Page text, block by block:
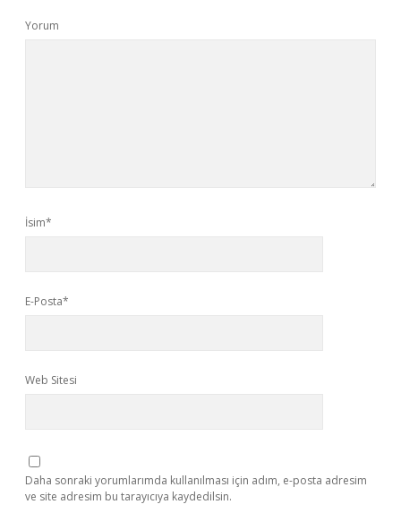
Yorum
İsim*
E-Posta*
Web Sitesi
Daha sonraki yorumlarımda kullanılması için adım, e-posta adresim
ve site adresim bu tarayıcıya kaydedilsin.